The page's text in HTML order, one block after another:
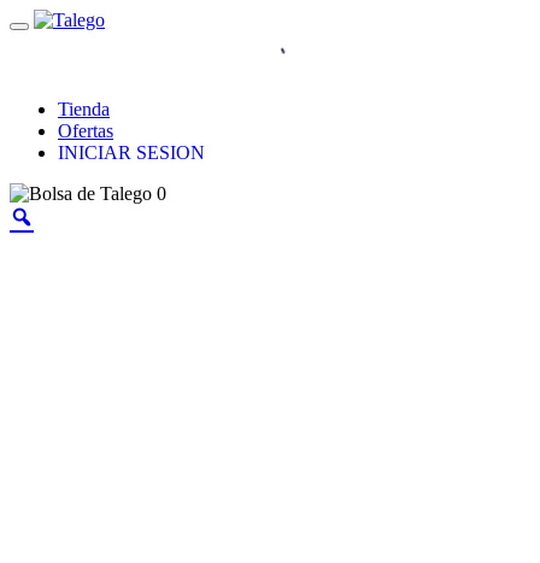
Tienda
Ofertas
INICIAR SESION
0